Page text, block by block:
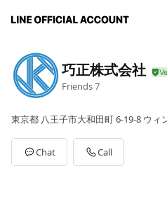
巧正株式会社
Friends7
東京都 八王子市大和田町 6-19-8 ウィ
Chat Call